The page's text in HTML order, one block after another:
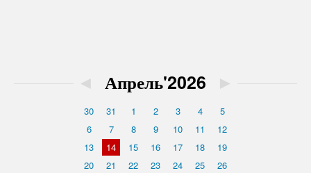
◄ Апрель'2026 ►
30 31 1 2 3 4
5
6
7 8 9 10 11
12
13
14 15 16 17 18
19
20
21 22 23 24 25
26